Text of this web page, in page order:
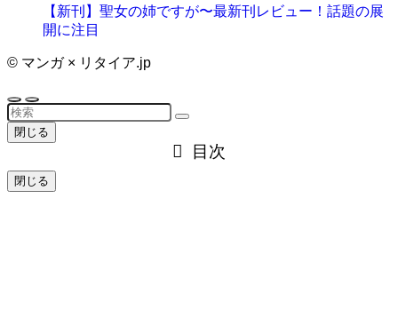
【新刊】聖女の姉ですが〜最新刊レビュー！話題の展
開に注目
© マンガ × リタイア.jp
閉じる
目次
閉じる